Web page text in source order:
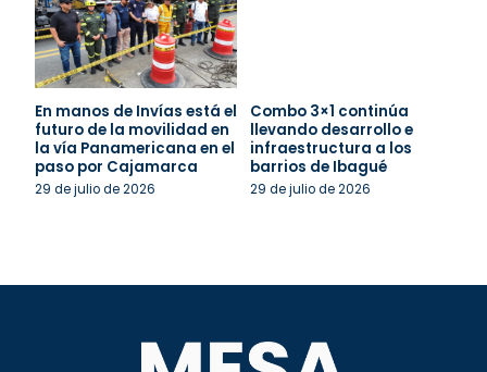
En manos de Invías está el
futuro de la movilidad en
la vía Panamericana en el
paso por Cajamarca
29 de julio de 2026
Combo 3×1 continúa
llevando desarrollo e
infraestructura a los
barrios de Ibagué
29 de julio de 2026